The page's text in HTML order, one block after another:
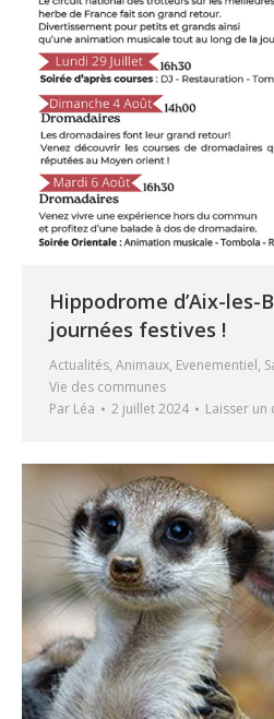
Hippodrome d’Aix-les-
journées festives !
Actualités, Animaux, Evenementiel,
Vie des communes
Par Léa 2 juillet 2024 Laisser un